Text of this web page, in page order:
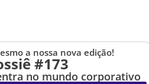
a nossa nova edição!
#173
no mundo corporativo